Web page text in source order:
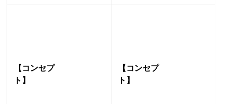
【コンセプ
ト】
【コンセプ
ト】